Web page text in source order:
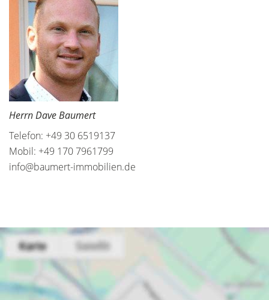
Herrn Dave Baumert
Telefon: +49 30 6519137
Mobil: +49 170 7961799
info@baumert-immobilien.de